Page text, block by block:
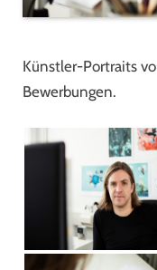
Künstler-Portraits
Bewerbungen.